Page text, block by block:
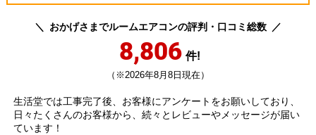
おかげさまでルームエアコンの評判・口コミ総数
8,806 件!
（※2026年8月8日現在）
生活堂では工事完了後、お客様にアンケートをお願いしており、
日々たくさんのお客様から、続々とレビューやメッセージが届い
ています！